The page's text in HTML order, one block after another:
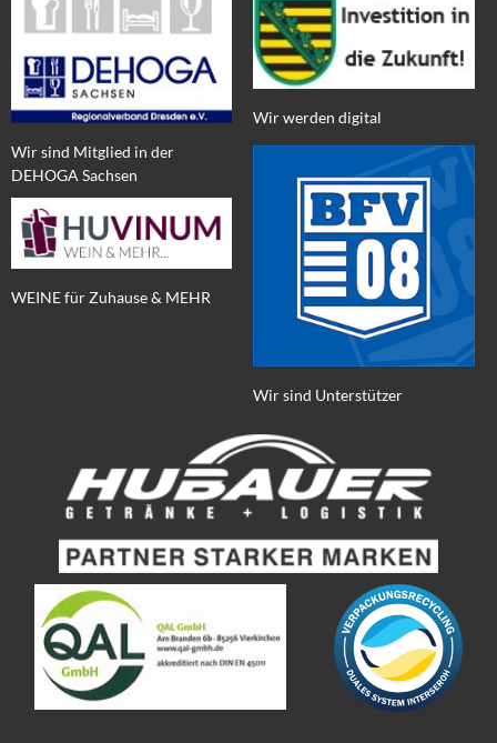
Wir sind Mitglied in der
DEHOGA Sachsen
WEINE für Zuhause & MEHR
Wir werden digital
Wir sind Unterstützer